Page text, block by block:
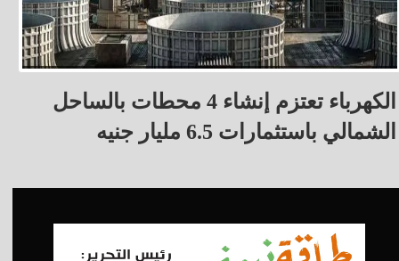
الكهرباء تعتزم إنشاء 4 محطات بالساحل
الشمالي باستثمارات 6.5 مليار جنيه